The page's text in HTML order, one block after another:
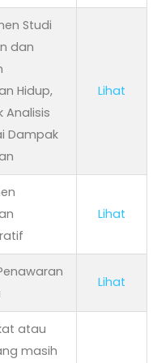
Studi
dan
Hidup,
Analisis
Dampak
Lihat
Lihat
Lihat
atau
masih